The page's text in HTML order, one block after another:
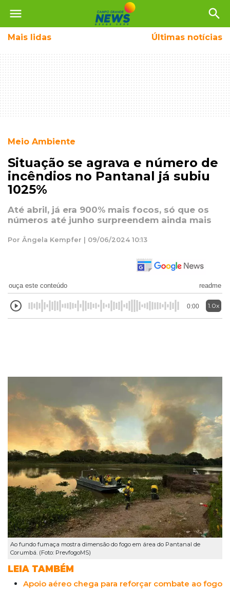
menu search
Mais lidas Últimas notícias
Meio Ambiente
Situação se agrava e número de
incêndios no Pantanal já subiu
1025%
Até abril, já era 900% mais focos, só que os
números até junho surpreendem ainda mais
Por Ângela Kempfer | 09/06/2024 10:13
ouça este conteúdo readme
0:00 1.0x
Ao fundo fumaça mostra dimensão do fogo em área do Pantanal de
Corumbá. (Foto: PrevfogoMS)
LEIA TAMBÉM
Apoio aéreo chega para reforçar combate ao fogo